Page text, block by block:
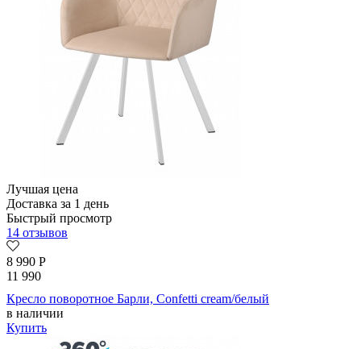
Лучшая цена
Доставка за 1 день
Быстрый просмотр
14 отзывов
8 990 Р
11 990
Кресло поворотное Барли, Confetti cream/белый
в наличии
Купить